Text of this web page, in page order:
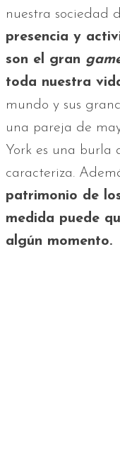
nuestra sociedad
presencia y
son el gran
toda nuestra
mundo y sus
una pareja de
York es una burla
caracteriza.
patrimonio de
medida puede
algún momento.